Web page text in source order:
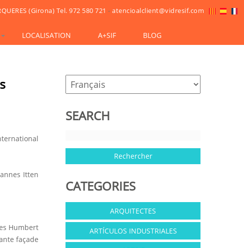
(Girona) Tel. 972 580 721 -atencioalclient@vidresif.com
LOCALISATION A+SIF BLOG
Itten
Humbert
façade
SEARCH
CATEGORIES
ARQUITECTES
ARTÍCULOS INDUSTRIALES